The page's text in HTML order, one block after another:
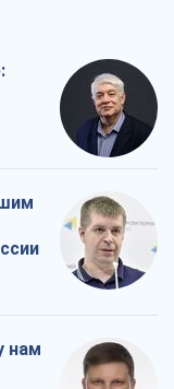
нам